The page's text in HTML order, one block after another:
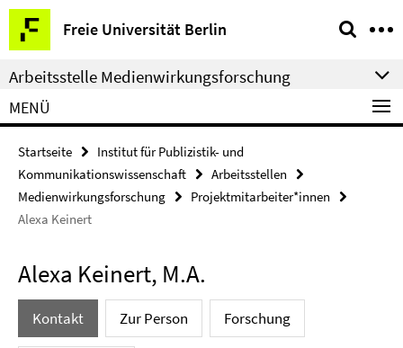
Springe
direkt
zu
Inhalt
Freie Universität Berlin
Service-
Navigation
Arbeitsstelle Medienwirkungsforschung
MENÜ
Startseite
Institut für Publizistik- und
Kommunikationswissenschaft
Arbeitsstellen
Medienwirkungsforschung
Projektmitarbeiter*innen
Alexa Keinert
Alexa Keinert, M.A.
Kontakt Zur Person Forschung